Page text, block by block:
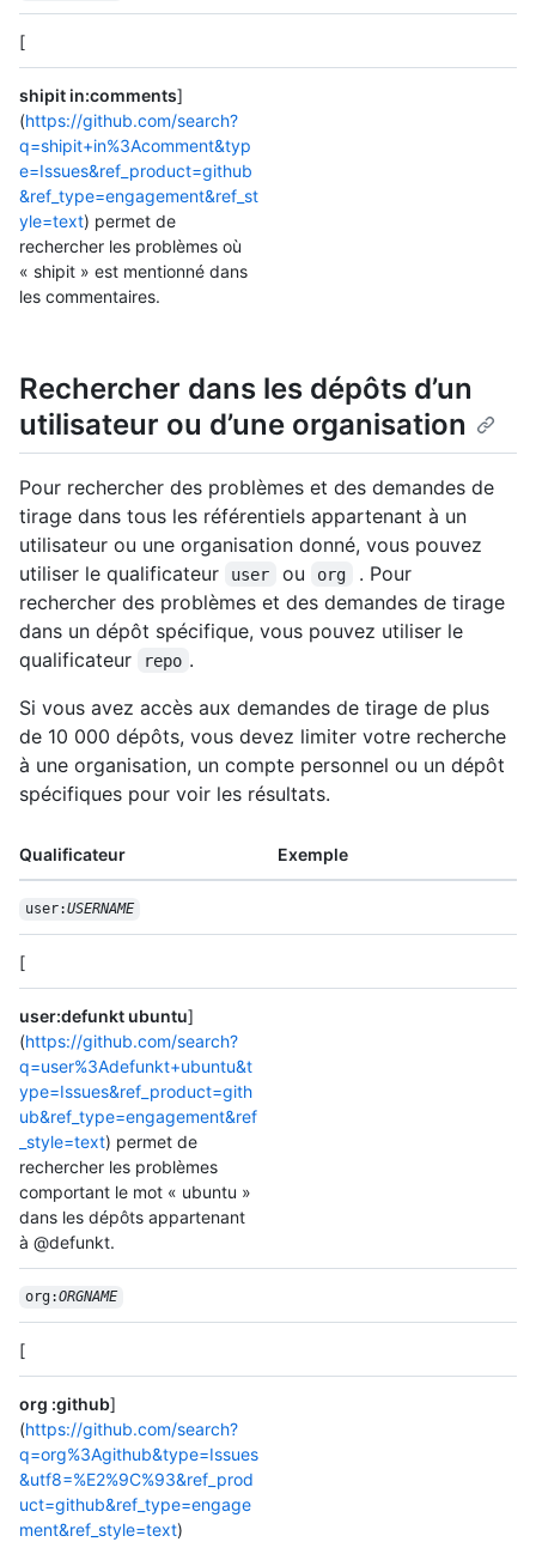
[
shipit in:comments]
(https://github.com/search?
q=shipit+in%3Acomment&typ
e=Issues&ref_product=github
&ref_type=engagement&ref_st
yle=text) permet de
rechercher les problèmes où
« shipit » est mentionné dans
les commentaires.
Rechercher dans les dépôts d’un
utilisateur ou d’une organisation
Pour rechercher des problèmes et des demandes de
tirage dans tous les référentiels appartenant à un
utilisateur ou une organisation donné, vous pouvez
utiliser le qualificateur
user ou org
. Pour
rechercher des problèmes et des demandes de tirage
dans un dépôt spécifique, vous pouvez utiliser le
qualificateur
repo .
Si vous avez accès aux demandes de tirage de plus
de 10 000 dépôts, vous devez limiter votre recherche
à une organisation, un compte personnel ou un dépôt
spécifiques pour voir les résultats.
Qualificateur Exemple
user:USERNAME
[
user:defunkt ubuntu]
(https://github.com/search?
q=user%3Adefunkt+ubuntu&t
ype=Issues&ref_product=gith
ub&ref_type=engagement&ref
_style=text) permet de
rechercher les problèmes
comportant le mot « ubuntu »
dans les dépôts appartenant
à @defunkt.
org:ORGNAME
[
org :github]
(https://github.com/search?
q=org%3Agithub&type=Issues
&utf8=%E2%9C%93&ref_prod
uct=github&ref_type=engage
ment&ref_style=text)